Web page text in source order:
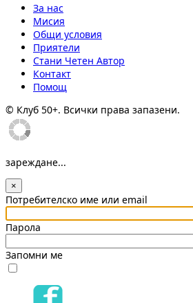
За нас
Мисия
Общи условия
Приятели
Стани Четен Автор
Контакт
Помощ
© Клуб 50+. Всички права запазени.
зареждане...
×
Потребителско име или email
Парола
Запомни ме